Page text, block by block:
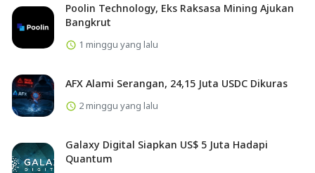
Poolin Technology, Eks Raksasa Mining Ajukan
Bangkrut
1 minggu yang lalu
AFX Alami Serangan, 24,15 Juta USDC Dikuras
2 minggu yang lalu
Galaxy Digital Siapkan US$ 5 Juta Hadapi
Quantum